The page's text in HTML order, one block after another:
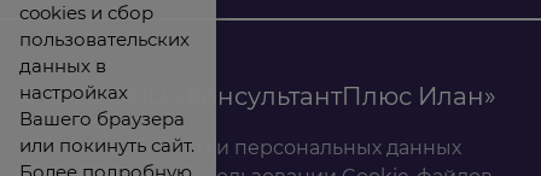
© 2026 ООО «КонсультантПлюс Илан»
Политика обработки персональных данных
cookies и сбор
пользовательских
данных в
настройках
Вашего браузера
или покинуть сайт.